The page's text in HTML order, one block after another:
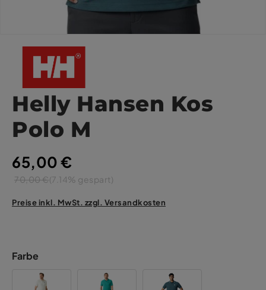
Helly Hansen Kos
Polo M
65,00 €
70,00 €(7.14% gespart)
Preise inkl. MwSt. zzgl. Versandkosten
Farbe